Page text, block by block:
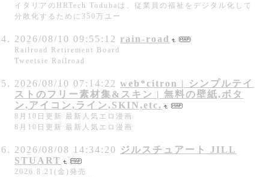
イタリアのHRTech Todubaは、従業員の福祉をデジタル化して
分散化するために350万ユー
2026/08/10 09:55:12 rain-road
Railroad Retirement Board
Tweetsie Railroad
2026/08/10 07:14:22 web*citron | シンプルテイ
ストのフリー素材集&スキン | 無料の壁紙,ボタ
ン,アイコン,ライン,SKIN,etc.
8月10日更新 最新人気エロ漫画
8月10日更新 最新人気エロ漫画
2026/08/08 14:34:20 ジルスチュアート JILL
STUART
2026.8.21(金)発売